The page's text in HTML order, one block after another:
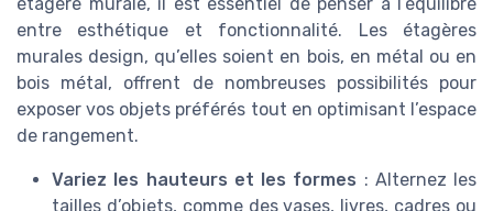
entre esthétique et fonctionnalité. Les étagères
murales design, qu’elles soient en bois, en métal ou en
bois métal, offrent de nombreuses possibilités pour
exposer vos objets préférés tout en optimisant l’espace
de rangement.
Variez les hauteurs et les formes : Alternez les
tailles d’objets, comme des vases, livres, cadres ou